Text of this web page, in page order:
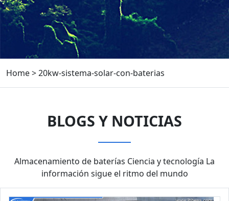
Home>20kw-sistema-solar-con-baterias
BLOGS Y NOTICIAS
Almacenamiento de baterías Ciencia y tecnología La
información sigue el ritmo del mundo